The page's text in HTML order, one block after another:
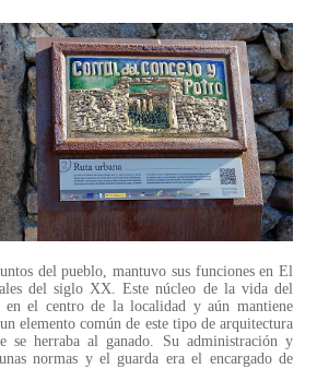
del pueblo, mantuvo sus funciones en El
del siglo XX. Este núcleo de la vida del
en el centro de la localidad y aún mantiene
elemento común de este tipo de arquitectura
se herraba al ganado. Su administración y
normas y el guarda era el encargado de